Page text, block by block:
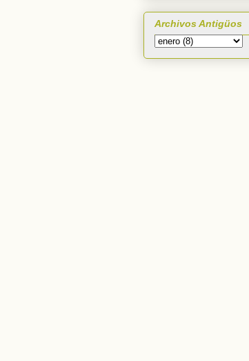
Archivos Antigüos